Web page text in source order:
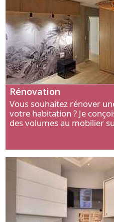
Rénovation
Vous souhaitez rénover
votre habitation ? Je
des volumes au mobilier